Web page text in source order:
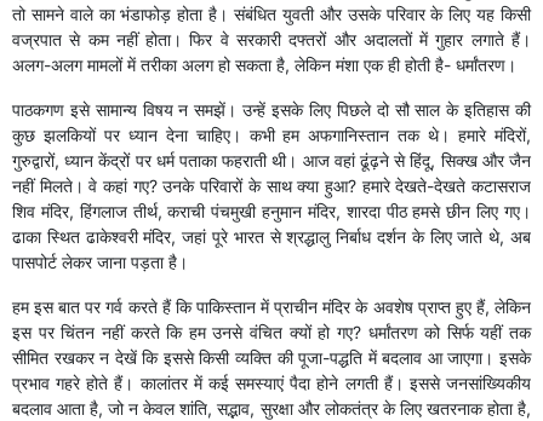
तो सामने वाले का भंडाफोड़ होता है। संबंधित युवती और उसके परिवार के लिए यह किसी
वज्रपात से कम नहीं होता। फिर वे सरकारी दफ्तरों और अदालतों में गुहार लगाते हैं।
अलग-अलग मामलों में तरीका अलग हो सकता है, लेकिन मंशा एक ही होती है- धर्मांतरण।
पाठकगण इसे सामान्य विषय न समझें। उन्हें इसके लिए पिछले दो सौ साल के इतिहास की
कुछ झलकियों पर ध्यान देना चाहिए। कभी हम अफगानिस्तान तक थे। हमारे मंदिरों,
गुरुद्वारों, ध्यान केंद्रों पर धर्म पताका फहराती थी। आज वहां ढूंढ़ने से हिंदू, सिक्ख और जैन
नहीं मिलते। वे कहां गए? उनके परिवारों के साथ क्या हुआ? हमारे देखते-देखते कटासराज
शिव मंदिर, हिंगलाज तीर्थ, कराची पंचमुखी हनुमान मंदिर, शारदा पीठ हमसे छीन लिए गए।
ढाका स्थित ढाकेश्वरी मंदिर, जहां पूरे भारत से श्रद्धालु निर्बाध दर्शन के लिए जाते थे, अब
पासपोर्ट लेकर जाना पड़ता है।
हम इस बात पर गर्व करते हैं कि पाकिस्तान में प्राचीन मंदिर के अवशेष प्राप्त हुए हैं, लेकिन
इस पर चिंतन नहीं करते कि हम उनसे वंचित क्यों हो गए? धर्मांतरण को सिर्फ यहीं तक
सीमित रखकर न देखें कि इससे किसी व्यक्ति की पूजा-पद्धति में बदलाव आ जाएगा। इसके
प्रभाव गहरे होते हैं। कालांतर में कई समस्याएं पैदा होने लगती हैं। इससे जनसांख्यिकीय
बदलाव आता है, जो न केवल शांति, सद्भाव, सुरक्षा और लोकतंत्र के लिए खतरनाक होता है,